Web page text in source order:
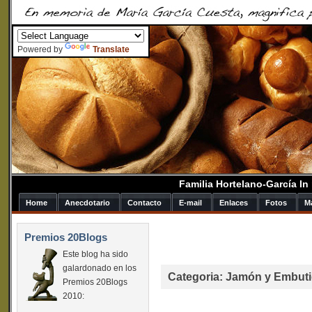
Powered by Translate
Familia Hortelano-García
Home Anecdotario Contacto E-mail Enlaces Fotos
Premios 20Blogs
Este blog ha sido
galardonado en los
Premios 20Blogs
2010:
Categoria: Jamón y